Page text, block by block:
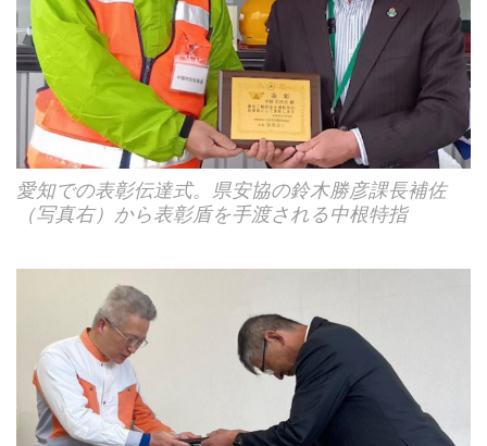
愛知での表彰伝達式。県安協の鈴木勝彦課長補佐
（写真右）から表彰盾を手渡される中根特指